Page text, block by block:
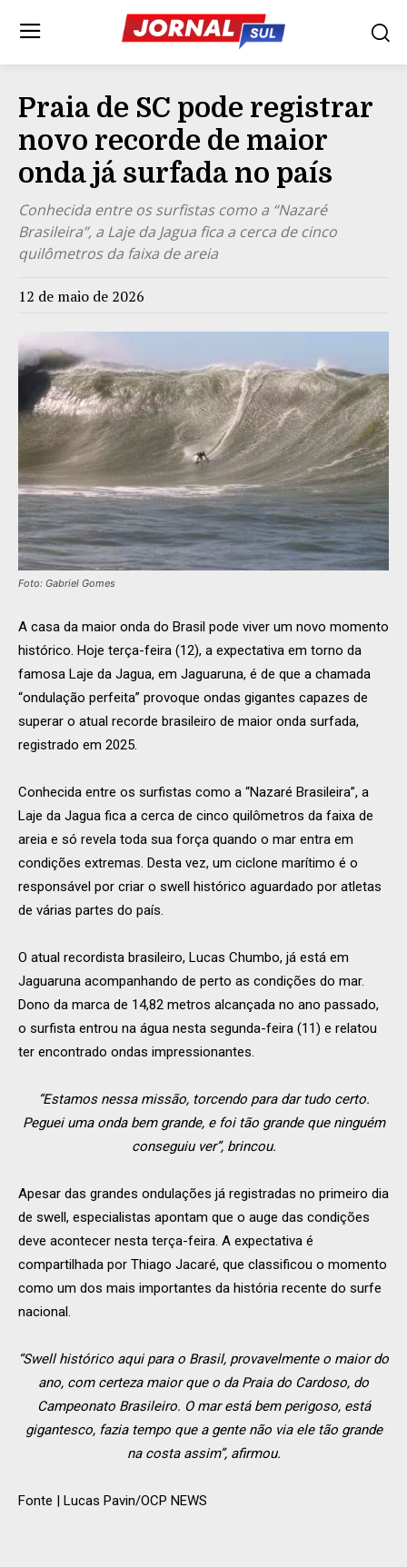
Praia de SC pode registrar
novo recorde de maior
onda já surfada no país
Conhecida entre os surfistas como a “Nazaré
Brasileira”, a Laje da Jagua fica a cerca de cinco
quilômetros da faixa de areia
12 de maio de 2026
Foto: Gabriel Gomes
A casa da maior onda do Brasil pode viver um novo momento
histórico. Hoje terça-feira (12), a expectativa em torno da
famosa Laje da Jagua, em Jaguaruna, é de que a chamada
“ondulação perfeita” provoque ondas gigantes capazes de
superar o atual recorde brasileiro de maior onda surfada,
registrado em 2025.
Conhecida entre os surfistas como a “Nazaré Brasileira”, a
Laje da Jagua fica a cerca de cinco quilômetros da faixa de
areia e só revela toda sua força quando o mar entra em
condições extremas. Desta vez, um ciclone marítimo é o
responsável por criar o swell histórico aguardado por atletas
de várias partes do país.
O atual recordista brasileiro, Lucas Chumbo, já está em
Jaguaruna acompanhando de perto as condições do mar.
Dono da marca de 14,82 metros alcançada no ano passado,
o surfista entrou na água nesta segunda-feira (11) e relatou
ter encontrado ondas impressionantes.
“Estamos nessa missão, torcendo para dar tudo certo.
Peguei uma onda bem grande, e foi tão grande que ninguém
conseguiu ver”, brincou.
Apesar das grandes ondulações já registradas no primeiro dia
de swell, especialistas apontam que o auge das condições
deve acontecer nesta terça-feira. A expectativa é
compartilhada por Thiago Jacaré, que classificou o momento
como um dos mais importantes da história recente do surfe
nacional.
“Swell histórico aqui para o Brasil, provavelmente o maior do
ano, com certeza maior que o da Praia do Cardoso, do
Campeonato Brasileiro. O mar está bem perigoso, está
gigantesco, fazia tempo que a gente não via ele tão grande
na costa assim”, afirmou.
Fonte | Lucas Pavin/OCP NEWS